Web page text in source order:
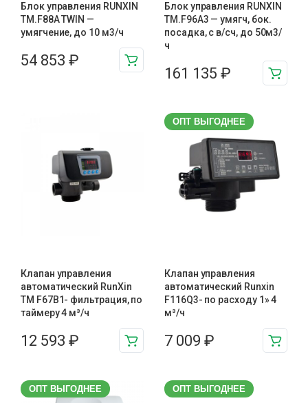
Блок управления RUNXIN
ТМ.F88A TWIN —
умягчение, до 10 м3/ч
54 853 ₽
Блок управления RUNXIN
ТМ.F96A3 — умягч, бок.
посадка, с в/сч, до 50м3/
ч
161 135 ₽
Клапан управления
автоматический RunXin
TM F67В1- фильтрация, по
таймеру 4 м³/ч
12 593 ₽
ОПТ ВЫГОДНЕЕ
Клапан управления
автоматический Runxin
F116Q3- по расходу 1» 4
м³/ч
7 009 ₽
ОПТ ВЫГОДНЕЕ ОПТ ВЫГОДНЕЕ